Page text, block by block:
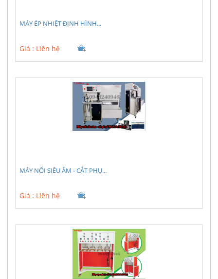
MÁY ÉP NHIỆT ĐỊNH HÌNH...
Giá : Liên hệ
MÁY NỐI SIÊU ÂM - CẮT PHỤ...
Giá : Liên hệ